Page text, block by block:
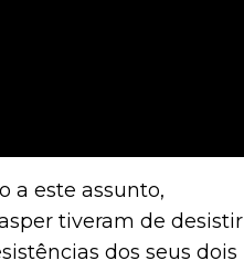
a este assunto,
tiveram de desistir
dos seus dois